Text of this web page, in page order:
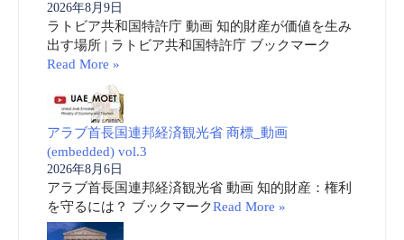
2026年8月9日
ラトビア共和国特許庁 動画 知的財産が価値を生み
出す場所 | ラトビア共和国特許庁 ブックマーク
Read More »
アラブ首長国連邦経済観光省 商標_動画
(embedded) vol.3
2026年8月6日
アラブ首長国連邦経済観光省 動画 知的財産：権利
を守るには？ ブックマークRead More »